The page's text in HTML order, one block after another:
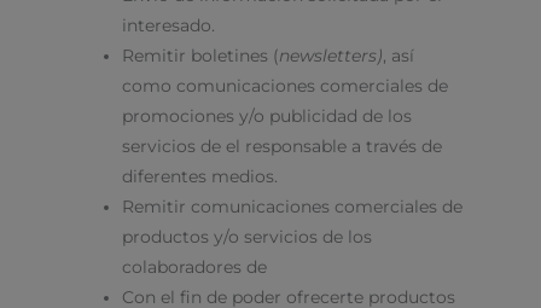
interesado.
Remitir boletines (newsletters) , así
como comunicaciones comerciales de
promociones y/o publicidad de los
servicios de el responsable a través de
diferentes medios.
Remitir comunicaciones comerciales de
productos y/o servicios de los
colaboradores de
Con el fin de poder ofrecerte productos